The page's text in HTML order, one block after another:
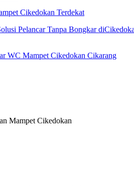
Cikedokan Terdekat
Pelancar Tanpa Bongkar
WC Mampet Cikedokan Cikarang
Mampet Cikedokan